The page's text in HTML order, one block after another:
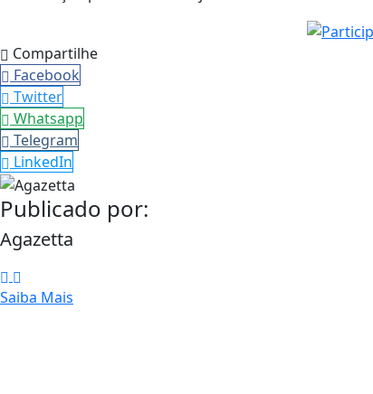
Compartilhe
Facebook
Twitter
Whatsapp
Telegram
LinkedIn
Publicado por:
Agazetta
Saiba Mais